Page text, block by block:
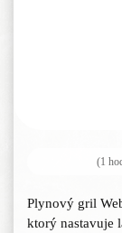
(1
Plynový gril
ktorý nastavuje